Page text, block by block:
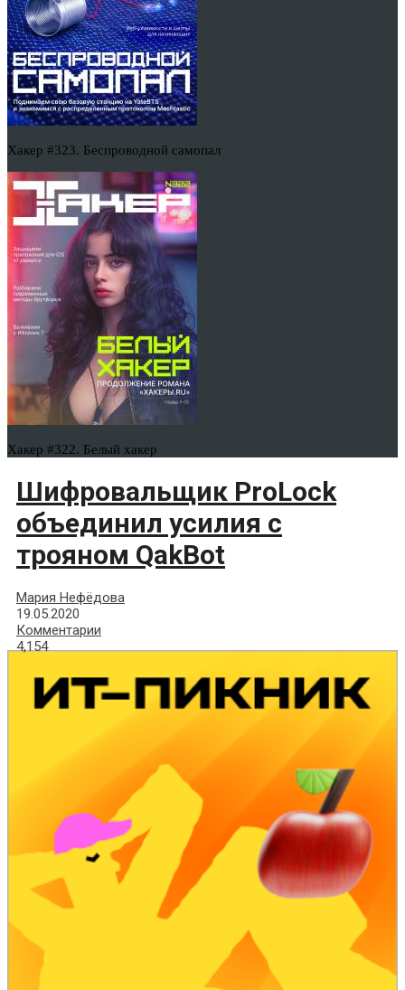
Хакер #323. Беспроводной самопал
Хакер #322. Белый хакер
Шифровальщик ProLock
объединил усилия с
трояном QakBot
Мария Нефёдова
19.05.2020
Комментарии
4,154